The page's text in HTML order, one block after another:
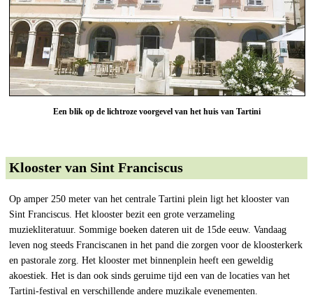
Een blik op de lichtroze voorgevel van het huis van Tartini
Klooster van Sint Franciscus
Op amper 250 meter van het centrale Tartini plein ligt het klooster van
Sint Franciscus. Het klooster bezit een grote verzameling
muziekliteratuur. Sommige boeken dateren uit de 15de eeuw. Vandaag
leven nog steeds Franciscanen in het pand die zorgen voor de kloosterkerk
en pastorale zorg. Het klooster met binnenplein heeft een geweldig
akoestiek. Het is dan ook sinds geruime tijd een van de locaties van het
Tartini-festival en verschillende andere muzikale evenementen.